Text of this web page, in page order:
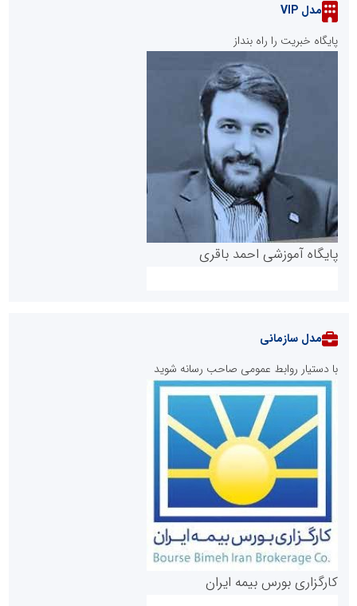
مدل VIP
پایگاه خبریت را راه بنداز
پایگاه آموزشی احمد باقری
روابط عمومی خبرگزاری گزارش خبر
مدل سازمانی
با دستیار روابط عمومی صاحب رسانه شوید
کارگزاری بورس بیمه ایران